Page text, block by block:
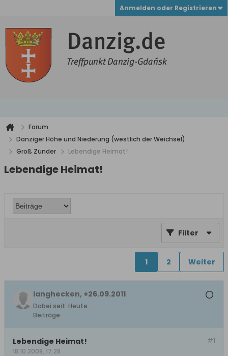
Anmelden oder Registrieren
Forum
Danziger Höhe und Niederung (westlich der Weichsel)
Groß Zünder
Lebendige Heimat!
Lebendige Heimat!
Filter
1 2 Weiter
langhecken, +26.09.2011
Dabei seit: Heute
Beiträge:
#1
Lebendige Heimat!
18.10.2008, 17:28